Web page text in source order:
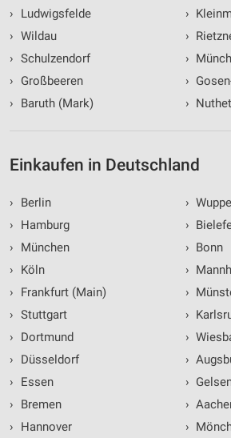
›
Ludwigsfelde
› Wildau
› Schulzendorf
›
Großbeeren
›
Baruth (Mark)
›
›
›
›
›
Einkaufen in Deutschland
›
Berlin
›
Hamburg
›
München
›
Köln
›
Frankfurt (Main)
› Stuttgart
›
Dortmund
›
Düsseldorf
›
Essen
›
Bremen
›
Hannover
›
›
› Bonn
›
›
›
›
›
›
›
›